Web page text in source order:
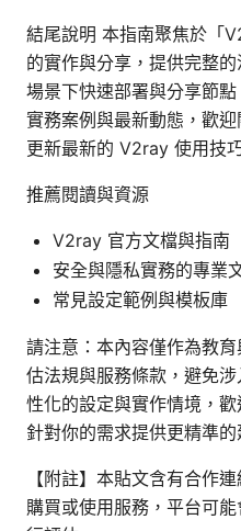
結尾說明 本指南聚焦於「
的實作與分享，提供完整
場景下快速部署與分享節
實務案例與最新動態，歡
更新最新的 V2ray 使用技
推薦閱讀與資源
V2ray 官方文檔與指南
安全與隱私實務的專業
常見設定範例與模板庫
請注意：本內容僅作為教
估法規與服務條款，避免
性化的設定與實作情境，
針對你的需求提供更精準的
【附註】本貼文含有合作
購買或使用服務，平台可